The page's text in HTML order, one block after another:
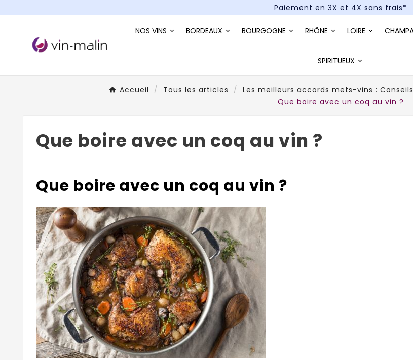
Paiement en 3X et 4X sans frais*
NOS VINS BORDEAUX BOURGOGNE RHÔNE LOIRE
SPIRITUEUX
Accueil Tous les articles
Les meilleurs accords mets-vins :
Que boire avec un coq au vin ?
Que boire avec un coq au vin ?
Que boire avec un coq au vin ?